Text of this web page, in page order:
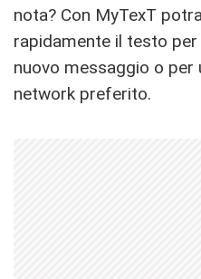
nota? Con MyTexT
rapidamente il testo
nuovo messaggio o
network preferito.